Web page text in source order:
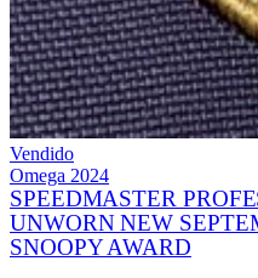
Vendido
Omega 2024
SPEEDMASTER
UNWORN NEW
SNOOPY AWARD